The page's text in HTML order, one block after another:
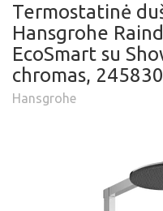
Termostatinė
Hansgrohe
EcoSmart su
chromas,
Hansgrohe